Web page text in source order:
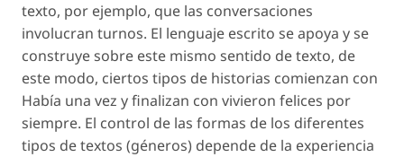
texto, por ejemplo, que las conversaciones
involucran turnos. El lenguaje escrito se apoya y se
construye sobre este mismo sentido de texto, de
este modo, ciertos tipos de historias comienzan con
Había una vez y finalizan con vivieron felices por
siempre. El control de las formas de los diferentes
tipos de textos (géneros) depende de la experiencia